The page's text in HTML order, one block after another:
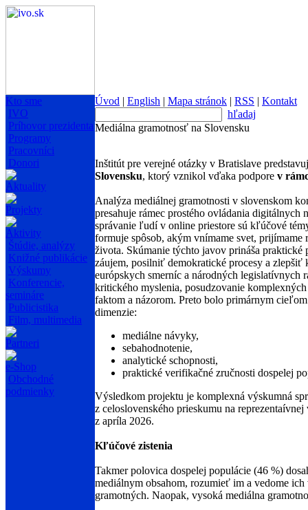
Kto sme
IVO
Príhovor prezidenta
Programy
Pracovníci
Donori
Aktuality
Projekty
Aktivity
Štúdie, analýzy
Knižné publikácie
Výskumy
Konferencie,
semináre
Publicistika
Film, multimedia
Partneri
e-Shop
Obchodné
podmienky
Úvod | English | Mapa stránok | RSS | Kontakt
hľadaj
Mediálna gramotnosť na Slovensku
Inštitút pre verejné otázky v Bratislave
Slovensku, ktorý vznikol vďaka podpore v
Analýza mediálnej gramotnosti v slovenskom
presahuje rámec prostého ovládania digitálnych
správanie ľudí v online priestore sú kľúčové
formuje spôsob, akým vnímame svet, prijímame
života. Skúmanie týchto javov prináša
záujem, posilniť demokratické procesy a
európskych smerníc a národných legislatívnych
kritického myslenia, posudzovanie
faktom a názorom. Preto bolo primárnym
dimenzie:
mediálne návyky,
sebahodnotenie,
analytické schopnosti,
praktické verifikačné zručnosti dospelej
Výsledkom projektu je komplexná výskumná
z celoslovenského prieskumu na
z apríla 2026.
Kľúčové zistenia
Takmer polovica dospelej populácie (46 %)
mediálnym obsahom, rozumieť im a vedome
gramotných. Naopak, vysoká mediálna